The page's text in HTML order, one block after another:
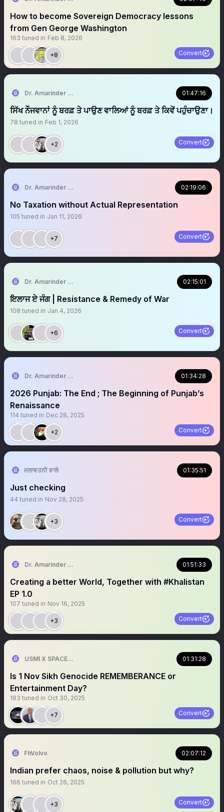
How to become Sovereign Democracy lessons
from Gen George Washington
163 tuned in Feb 8, 2026
+8 Convert
Dr. Amarinder Singh | ਅਮਰਿੰਦਰ ਸਿੰਘ 01:47:16
ਸਿੱਖ ਨੌਜਵਾਨਾਂ ਨੂੰ ਬਰਫ਼ ਤੇ ਪਾਉਣ ਵਾਲਿਆਂ ਨੂੰ ਬਰਫ਼ ਤੇ ਕਿਵੇਂ ਪਹੁੰਚਾਉਣਾ।
78 tuned in Feb 1, 2026
+2 Convert
Dr. Amarinder Singh | ਅਮਰਿੰਦਰ ਸਿੰਘ 02:19:06
No Taxation without Actual Representation
105 tuned in Jan 11, 2026
+7 Convert
Dr. Amarinder Singh | ਅਮਰਿੰਦਰ ਸਿੰਘ 02:15:01
ਇਲਾਜ ਏ ਜੰਗ | Resistance & Remedy of War
108 tuned in Jan 4, 2026
+6 Convert
Dr. Amarinder Singh | ਅਮਰਿੰਦਰ ਸਿੰਘ 01:34:28
2026 Punjab: The End ; The Beginning of Punjab’s
Renaissance
114 tuned in Dec 28, 2025
+2 Convert
ਜਲਾਵਤਨੀ ਵਾਲੇ 01:35:51
Just checking
44 tuned in Nov 28, 2025
+3 Convert
Dr. Amarinder Singh | ਅਮਰਿੰਦਰ ਸਿੰਘ 01:51:33
Creating a better World, Together with #Khalistan
EP 1.0
107 tuned in Nov 16, 2025
+3 Convert
USMI X SPACE Official 01:31:28
Is 1 Nov Sikh Genocide REMEMBERANCE or
Entertainment Day?
183 tuned in Oct 30, 2025
+7 Convert
FhVolvo 02:07:12
Indian prefer chaos, noise & pollution but why?
166 tuned in Oct 26, 2025
+3 Convert